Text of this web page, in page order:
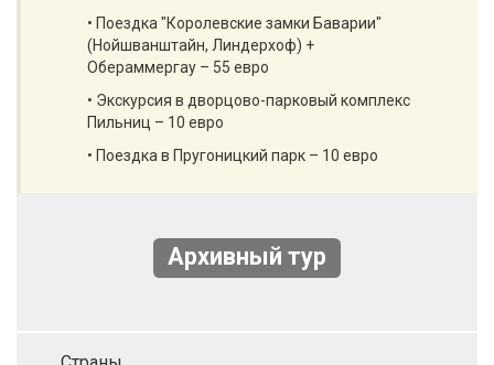
• Поездка "Королевские замки Баварии"
(Нойшванштайн, Линдерхоф) +
Обераммергау – 55 евро
• Экскурсия в дворцово-парковый комплекс
Пильниц – 10 евро
• Поездка в Пругоницкий парк – 10 евро
Архивный тур